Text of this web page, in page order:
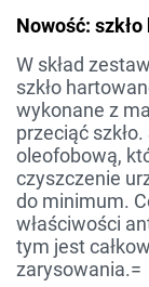
Nowość:
W skład
szkło
wykonane z
przeciąć
oleofobową,
czyszczenie
do minimum.
właściwości
tym jest
zarysowania.=